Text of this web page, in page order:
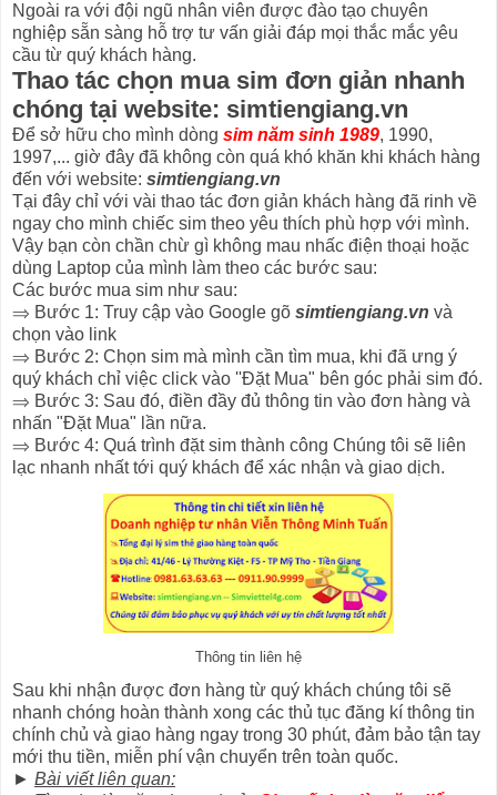
Ngoài ra với đội ngũ nhân viên được đào tạo chuyên
nghiệp sẵn sàng hỗ trợ tư vấn giải đáp mọi thắc mắc yêu
cầu từ quý khách hàng.
Thao tác chọn mua sim đơn giản nhanh
chóng tại website: simtiengiang.vn
Để sở hữu cho mình dòng sim năm sinh 1989, 1990,
1997,... giờ đây đã không còn quá khó khăn khi khách hàng
đến với website: simtiengiang.vn
Tại đây chỉ với vài thao tác đơn giản khách hàng đã rinh về
ngay cho mình chiếc sim theo yêu thích phù hợp với mình.
Vậy bạn còn chần chừ gì không mau nhấc điện thoại hoặc
dùng Laptop của mình làm theo các bước sau:
Các bước mua sim như sau:
⇒ Bước 1: Truy cập vào Google gõ simtiengiang.vn và
chọn vào link
⇒ Bước 2: Chọn sim mà mình cần tìm mua, khi đã ưng ý
quý khách chỉ việc click vào ''Đặt Mua" bên góc phải sim đó.
⇒ Bước 3: Sau đó, điền đầy đủ thông tin vào đơn hàng và
nhấn "Đặt Mua" lần nữa.
⇒ Bước 4: Quá trình đặt sim thành công Chúng tôi sẽ liên
lạc nhanh nhất tới quý khách để xác nhận và giao dịch.
Thông tin liên hệ
Sau khi nhận được đơn hàng từ quý khách chúng tôi sẽ
nhanh chóng hoàn thành xong các thủ tục đăng kí thông tin
chính chủ và giao hàng ngay trong 30 phút, đảm bảo tận tay
mới thu tiền, miễn phí vận chuyển trên toàn quốc.
► Bài viết liên quan: